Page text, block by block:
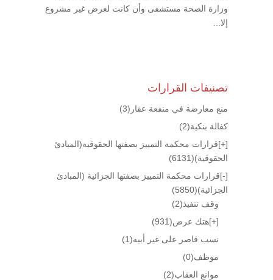
وزارة الصحة مستشفى وأن كانت لغرض غير مشروع
إلا...
تصنيفات القرارات
منع معارضة في منفعة عقار (3)
كفالة بنكية(2)
[+]قرارات محكمة التمييز بصفتها الحقوقية(المبادئ
الحقوقية)(6131)
[-]قرارات محكمة التمييز بصفتها الجزائية (المبادئ
الجزائية)(5850)
وقف تنفيذ(2)
[+]هتك عرض(931)
نسب قاصر على غير أبيه(1)
موظف(0)
موانع العقاب(2)